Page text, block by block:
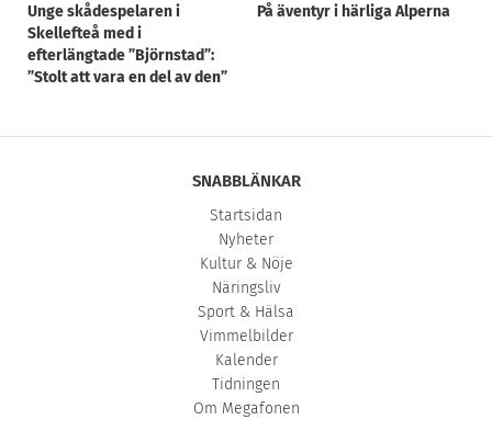
Unge skådespelaren i
Skellefteå med i
efterlängtade ”Björnstad”:
”Stolt att vara en del av den”
På äventyr i härliga Alperna
SNABBLÄNKAR
Startsidan
Nyheter
Kultur & Nöje
Näringsliv
Sport & Hälsa
Vimmelbilder
Kalender
Tidningen
Om Megafonen